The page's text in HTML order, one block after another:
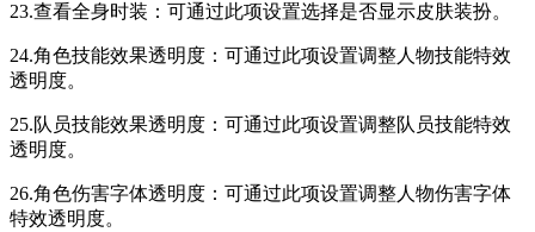
23.查看全身时装：可通过此项设置选择是否显示皮肤装扮。
24.角色技能效果透明度：可通过此项设置调整人物技能特效
透明度。
25.队员技能效果透明度：可通过此项设置调整队员技能特效
透明度。
26.角色伤害字体透明度：可通过此项设置调整人物伤害字体
特效透明度。